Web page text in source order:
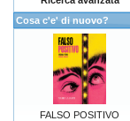
Cosa c'e' di nuovo?
FALSO POSITIVO